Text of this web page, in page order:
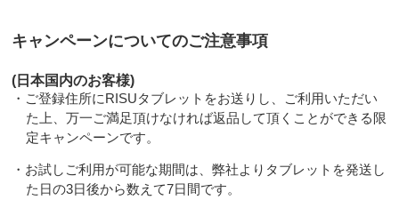
キャンペーンについてのご注意事項
(日本国内のお客様)
・ご登録住所にRISUタブレットをお送りし、ご利用いただい
た上、万一ご満足頂けなければ返品して頂くことができる限
定キャンペーンです。
・お試しご利用が可能な期間は、弊社よりタブレットを発送し
た日の3日後から数えて7日間です。